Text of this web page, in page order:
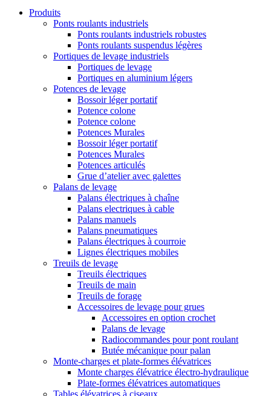
Produits
Ponts roulants industriels
Ponts roulants industriels robustes
Ponts roulants suspendus légères
Portiques de levage industriels
Portiques de levage
Portiques en aluminium légers
Potences de levage
Bossoir léger portatif
Potence colone
Potence colone
Potences Murales
Bossoir léger portatif
Potences Murales
Potences articulés
Grue d’atelier avec galettes
Palans de levage
Palans électriques à chaîne
Palans electriques à cable
Palans manuels
Palans pneumatiques
Palans électriques à courroie
Lignes électriques mobiles
Treuils de levage
Treuils électriques
Treuils de main
Treuils de forage
Accessoires de levage pour grues
Accessoires en option crochet
Palans de levage
Radiocommandes pour pont roulant
Butée mécanique pour palan
Monte-charges et plate-formes élévatrices
Monte charges élévatrice électro-hydraulique
Plate-formes élévatrices automatiques